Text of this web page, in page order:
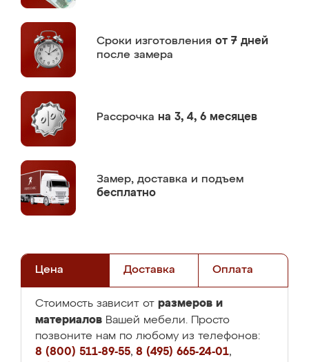
Сроки изготовления от 7 дней
после замера
Рассрочка на 3, 4, 6 месяцев
Замер, доставка и подъем
бесплатно
Цена Доставка Оплата
Стоимость зависит от размеров и
материалов Вашей мебели. Просто
позвоните нам по любому из телефонов:
8 (800) 511-89-55, 8 (495) 665-24-01,